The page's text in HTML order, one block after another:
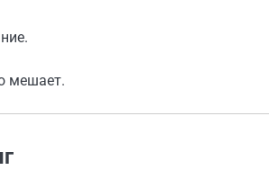
мешает.